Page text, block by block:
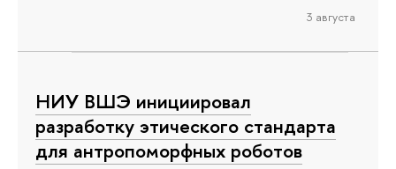
3 августа
НИУ ВШЭ инициировал
разработку этического стандарта
для антропоморфных роботов